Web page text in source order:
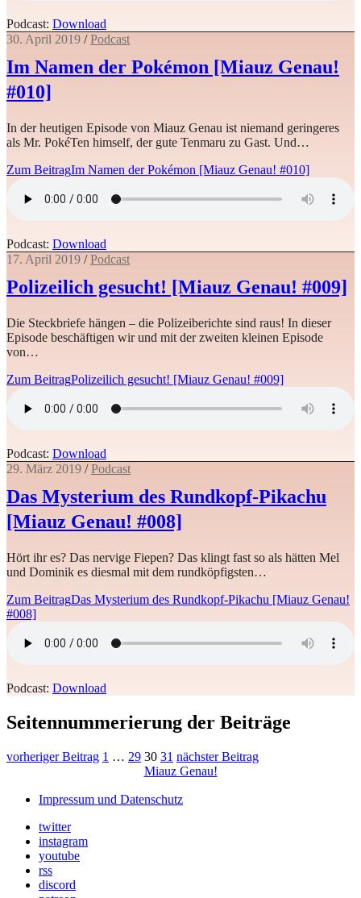
Podcast: Download
30. April 2019 /Podcast
Im Namen der Pokémon [Miauz Genau!
#010]
In der heutigen Episode von Miauz Genau ist niemand geringeres
als Mr. PokéTen himself, der gute Tenmaru zu Gast. Und…
Zum BeitragIm Namen der Pokémon [Miauz Genau! #010]
Podcast: Download
17. April 2019 /Podcast
Polizeilich gesucht! [Miauz Genau! #009]
Die Steckbriefe hängen – die Polizeiberichte sind raus! In dieser
Episode beschäftigen wir und mit der zweiten kleinen Episode
von…
Zum BeitragPolizeilich gesucht! [Miauz Genau! #009]
Podcast: Download
29. März 2019 /Podcast
Das Mysterium des Rundkopf-Pikachu
[Miauz Genau! #008]
Hört ihr es? Das nervige Fiepen? Das klingt fast so als hätten Mel
und Dominik es diesmal mit dem rundköpfigsten…
Zum BeitragDas Mysterium des Rundkopf-Pikachu [Miauz Genau!
#008]
Podcast: Download
Seitennummerierung der Beiträge
vorheriger Beitrag 1 … 29 30 31 nächster Beitrag
Miauz Genau!
Impressum und Datenschutz
twitter
instagram
youtube
rss
discord